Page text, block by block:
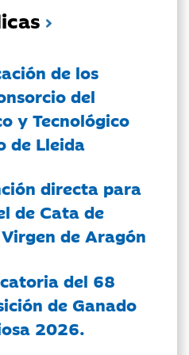
de los
del
y Tecnológico
de Lleida
directa para
de Cata de
de Aragón
del 68
de Ganado
2026.